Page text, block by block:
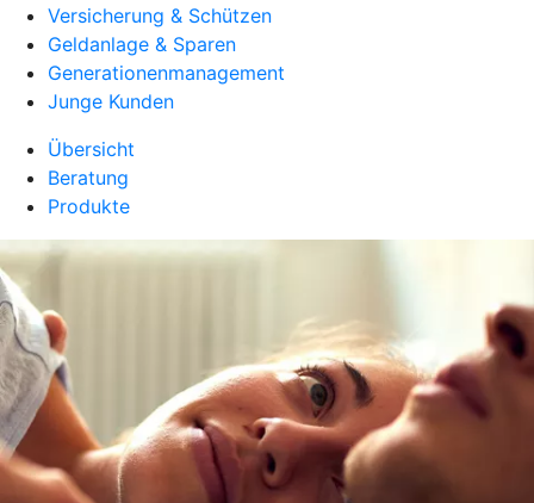
Versicherung & Schützen
Geldanlage & Sparen
Generationenmanagement
Junge Kunden
Übersicht
Beratung
Produkte